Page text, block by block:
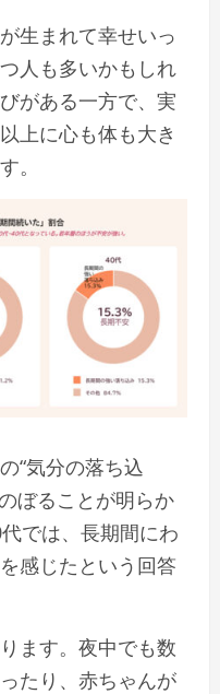
生まれて幸せいっ
人も多いかもしれ
がある一方で、実
上に心も体も大き
。
“気分の落ち込
ぼることが明らか
では、長期間にわ
感じたという回答
ます。夜中でも数
たり、赤ちゃんが